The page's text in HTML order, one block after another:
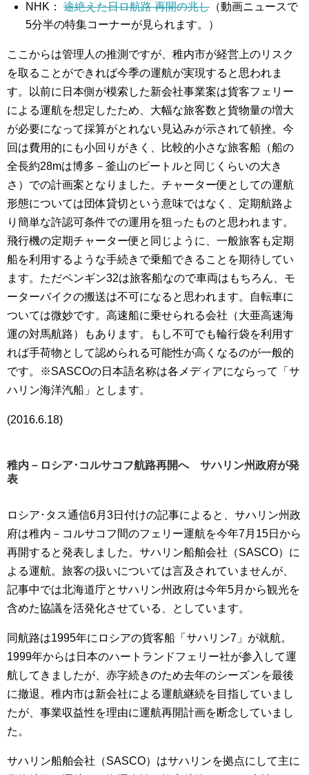
NHK：途絶えた日ロ航路 再開の兆し（動画ニュースで
5分半の特集コーナーが見られます。）
ここからは管理人の推測ですが、稚内市が経営上のリスク
を取ることができれば今季の運航が実現すると思われま
す。以前に日本側が模索した新会社事業案は貨客フェリー
による運航を想定したため、大幅な旅客数と貨物量の増大
が必要になって採算がとれない見込みが示されて頓挫。今
回は費用的にも小回りがきく、比較的小さな旅客船（船の
全長約28mは博多－釜山のビートルと同じくらいの大き
さ）での計画案となりました。チャーター便としての運航
形態については団体貸切という意味ではなく、定期航路よ
り簡単な許認可条件での運用を狙ったものと思われます。
飛行機の定期チャーター便と同じように、一般旅客も定期
船を利用するような手続きで乗船できることを期待してい
ます。ただペンギン32は旅客船なので車両はもちろん、モ
ーターバイクの搬送は不可になると思われます。自転車に
ついては微妙です。高速船に乗せられる会社（大亜高速海
運の対馬航路）もあります。もし不可でも輪行袋を利用す
れば手荷物として認められる可能性が高くなるのが一般的
です。※SASCOの日本語名称は各メディアにならって「サ
ハリン海洋汽船」とします。
(2016.6.18)
稚内－ロシア･コルサコフ航路再開へ サハリン州政府が発
表
ロシア･タス通信6月3日付けの記事によると、サハリン州政
府は稚内－コルサコフ間のフェリー運航を今年7月15日から
再開すると発表しました。サハリン船舶会社（SASCO）に
よる運航。旅客の扱いについては言及されていませんが、
記事中では北海道庁とサハリン州政府は今年5月から観光を
含めた協議を活発化させている、としています。
同航路は1995年にロシアの貨客船「サハリン7」が就航。
1999年からは日本のハートランドフェリー社が参入して運
航してきましたが、赤字続きのため去年のシーズンを最後
に撤退。稚内市は新会社による運航継続を目指していまし
たが、事業収益性を理由に運航再開計画を断念していまし
た。
サハリン船舶会社（SASCO）はサハリンを拠点にして主に